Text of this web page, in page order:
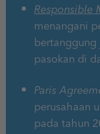
Responsible
menangani
pasokan di
Paris
perusahaan
pada tahun